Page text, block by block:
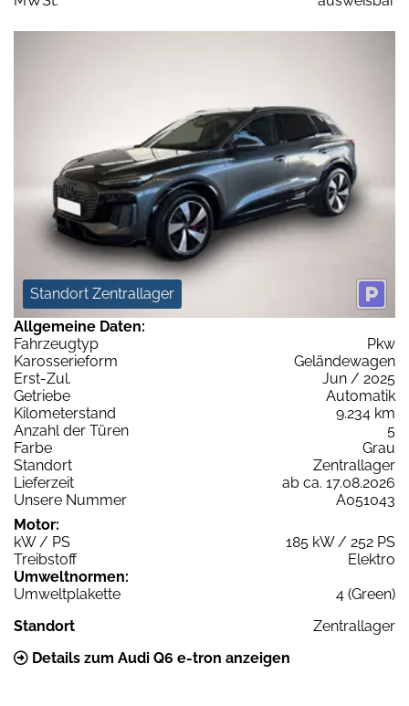
Standort Zentrallager
Allgemeine Daten:
Fahrzeugtyp
Pkw
Karosserieform
Geländewagen
Erst-Zul.
Jun / 2025
Getriebe
Automatik
Kilometerstand
9.234 km
Anzahl der Türen
5
Farbe
Grau
Standort
Zentrallager
Lieferzeit
ab ca. 17.08.2026
Unsere Nummer
A051043
Motor:
kW / PS
185 kW / 252 PS
Treibstoff
Elektro
Umweltnormen:
Umweltplakette
4 (Green)
Standort
Zentrallager
Details zum Audi Q6 e-tron anzeigen